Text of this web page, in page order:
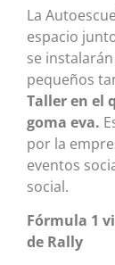
La
espacio
se
pequeños
Taller en el
goma eva.
por la
eventos
social.
Fórmula 1
de Rally